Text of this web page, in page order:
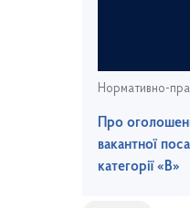
Нормативно-
Про
вакантної
категорії «В»